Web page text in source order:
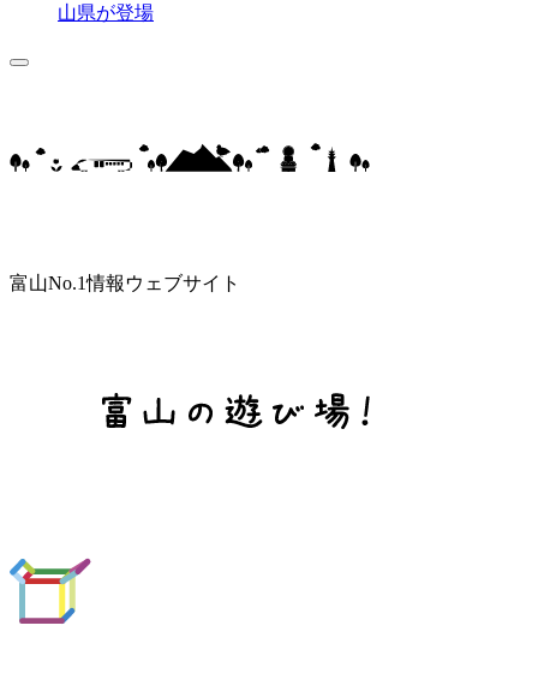
山県が登場
富山No.1情報ウェブサイト